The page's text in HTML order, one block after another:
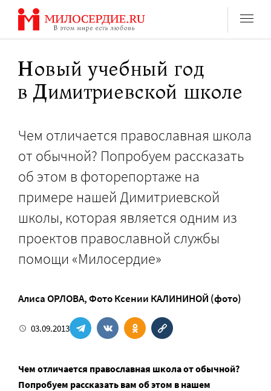
Перейти
содержанию
Новый учебный год
в Димитриевской школе
Чем отличается православная школа
от обычной? Попробуем рассказать
об этом в фоторепортаже на
примере нашей Димитриевской
школы, которая является одним из
проектов православной службы
помощи «Милосердие»
Алиса ОРЛОВА,Фото Ксении КАЛИНИНОЙ (фото)
03.09.2013
Чем отличается православная школа от обычной?
Попробуем рассказать вам об этом в нашем